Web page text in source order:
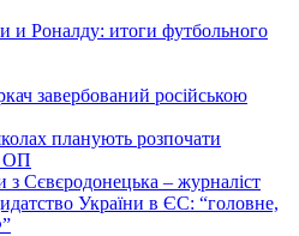
и Роналду: итоги футбольного
завербований російською
планують розпочати
ОП
з Сєвєродонецька – журналіст
України в ЄС: “головне,